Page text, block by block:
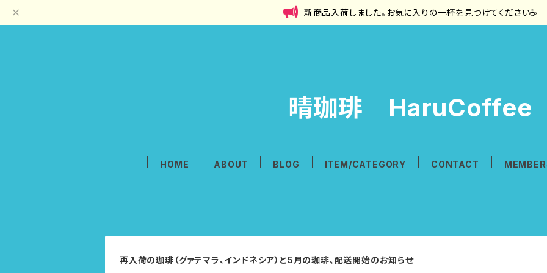
新商品入荷しました。お気に入りの一杯を見つけてください☕
晴珈琲 HaruCoffee
HOME ABOUT BLOG ITEM/CATEGORY CONTACT
再入荷の珈琲（グァテマラ、インドネシア）と5月の珈琲、配送開始のお知らせ